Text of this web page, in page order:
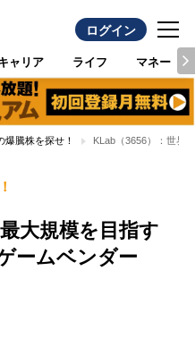
ログイン
ャリア ライフ マネー
爆騰株を探せ！ KLab（3656）：世界
大規模を目指す
ームベンダー